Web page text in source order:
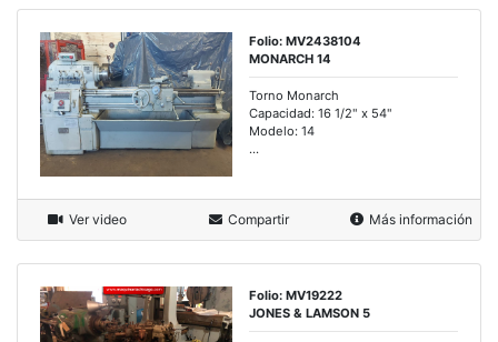
Folio: MV2438104
MONARCH 14
Torno Monarch
Capacidad: 16 1/2" x 54"
Modelo: 14
...
Ver video Compartir Más información
Folio: MV19222
JONES & LAMSON 5